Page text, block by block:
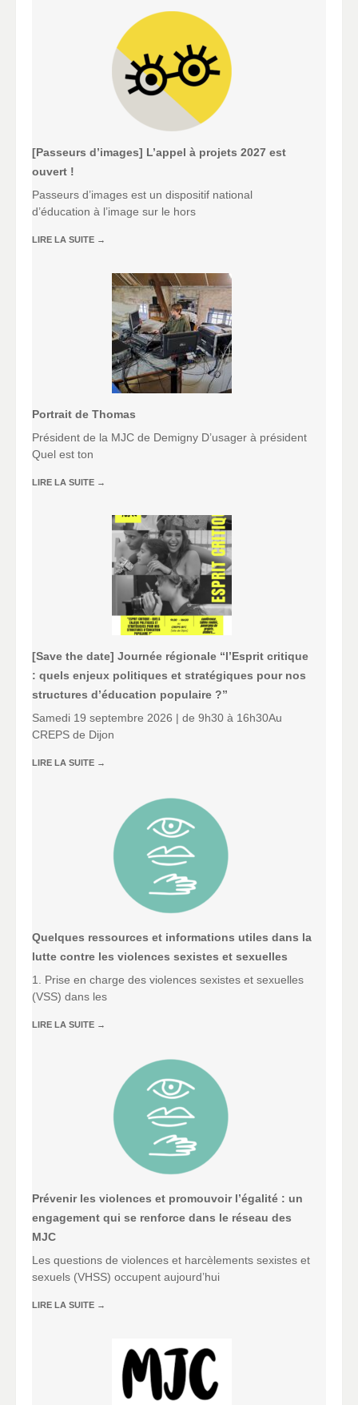
[Passeurs d’images] L’appel à projets 2027 est
ouvert !
Passeurs d’images est un dispositif national
d’éducation à l’image sur le hors
LIRE LA SUITE →
Portrait de Thomas
Président de la MJC de Demigny D’usager à président
Quel est ton
LIRE LA SUITE →
[Save the date] Journée régionale “l’Esprit critique
: quels enjeux politiques et stratégiques pour nos
structures d’éducation populaire ?”
Samedi 19 septembre 2026 | de 9h30 à 16h30Au
CREPS de Dijon
LIRE LA SUITE →
Quelques ressources et informations utiles dans la
lutte contre les violences sexistes et sexuelles
1. Prise en charge des violences sexistes et sexuelles
(VSS) dans les
LIRE LA SUITE →
Prévenir les violences et promouvoir l’égalité : un
engagement qui se renforce dans le réseau des
MJC
Les questions de violences et harcèlements sexistes et
sexuels (VHSS) occupent aujourd’hui
LIRE LA SUITE →